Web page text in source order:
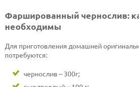
Фаршированный чернослив:
необходимы
Для приготовления домашней
потребуются:
чернослив – 300г;